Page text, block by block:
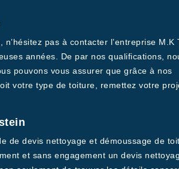
pas à contacter l’entreprise M.K
années. De par nos qualifications,
pouvons vous assurer que grâce à nos
votre type de toiture, remettez votre
de devis nettoyage et démoussage de
et sans engagement un devis